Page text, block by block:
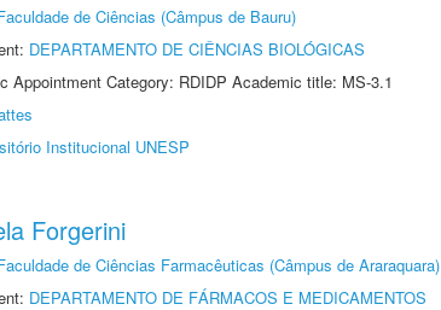
de Ciências (Câmpus de Bauru)
DEPARTAMENTO DE CIÊNCIAS BIOLÓGICAS
Appointment Category: RDIDP Academic title: MS-3.1
Institucional UNESP
Forgerini
de Ciências Farmacêuticas (Câmpus de Araraquara)
DEPARTAMENTO DE FÁRMACOS E MEDICAMENTOS